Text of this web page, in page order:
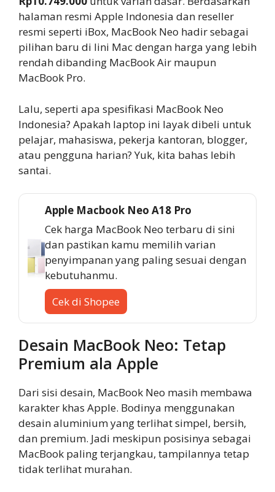
halaman resmi Apple Indonesia dan reseller
resmi seperti iBox, MacBook Neo hadir sebagai
pilihan baru di lini Mac dengan harga yang lebih
rendah dibanding MacBook Air maupun
MacBook Pro.
Lalu, seperti apa spesifikasi MacBook Neo
Indonesia? Apakah laptop ini layak dibeli untuk
pelajar, mahasiswa, pekerja kantoran, blogger,
atau pengguna harian? Yuk, kita bahas lebih
santai.
Apple Macbook Neo A18 Pro
Cek harga MacBook Neo terbaru di sini
dan pastikan kamu memilih varian
penyimpanan yang paling sesuai dengan
kebutuhanmu.
Cek di Shopee
Desain MacBook Neo: Tetap
Premium ala Apple
Dari sisi desain, MacBook Neo masih membawa
karakter khas Apple. Bodinya menggunakan
desain aluminium yang terlihat simpel, bersih,
dan premium. Jadi meskipun posisinya sebagai
MacBook paling terjangkau, tampilannya tetap
tidak terlihat murahan.